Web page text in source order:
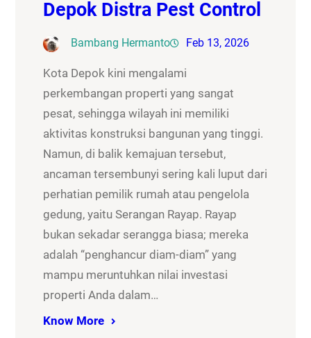
Depok Distra Pest Control
Bambang Hermanto Feb 13, 2026
Kota Depok kini mengalami
perkembangan properti yang sangat
pesat, sehingga wilayah ini memiliki
aktivitas konstruksi bangunan yang tinggi.
Namun, di balik kemajuan tersebut,
ancaman tersembunyi sering kali luput dari
perhatian pemilik rumah atau pengelola
gedung, yaitu Serangan Rayap. Rayap
bukan sekadar serangga biasa; mereka
adalah “penghancur diam-diam” yang
mampu meruntuhkan nilai investasi
properti Anda dalam…
Know More